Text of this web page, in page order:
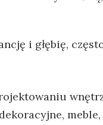
​i głębię,